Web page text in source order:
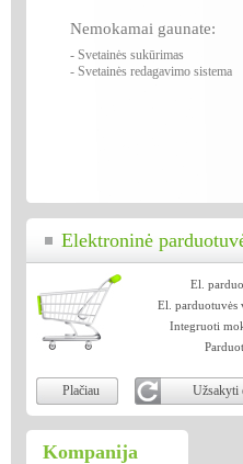
Nemokamai gaunate:
- Svetainės sukūrimas
- Svetainės redagavimo sistema
Elektroninė
El.
El. parduotuvės
Integruoti
Kompanija